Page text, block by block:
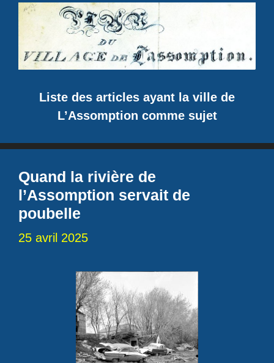
Liste des articles ayant la ville de
L’Assomption comme sujet
Quand la rivière de
l’Assomption servait de
poubelle
25 avril 2025